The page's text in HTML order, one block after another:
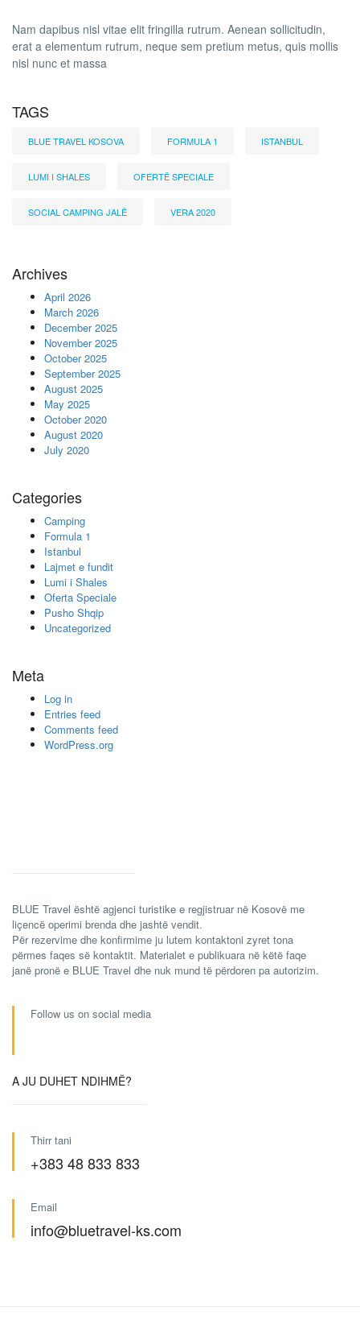
Nam dapibus nisl vitae elit fringilla rutrum. Aenean sollicitudin,
erat a elementum rutrum, neque sem pretium metus, quis mollis
nisl nunc et massa
TAGS
BLUE TRAVEL KOSOVA FORMULA 1 ISTANBUL
LUMI I SHALES OFERTË SPECIALE
SOCIAL CAMPING JALË VERA 2020
Archives
April 2026
March 2026
December 2025
November 2025
October 2025
September 2025
August 2025
May 2025
October 2020
August 2020
July 2020
Categories
Camping
Formula 1
Istanbul
Lajmet e fundit
Lumi i Shales
Oferta Speciale
Pusho Shqip
Uncategorized
Meta
Log in
Entries feed
Comments feed
WordPress.org
BLUE Travel është agjenci turistike e regjistruar në Kosovë me
liçencë operimi brenda dhe jashtë vendit.
Për rezervime dhe konfirmime ju lutem kontaktoni zyret tona
përmes faqes së kontaktit. Materialet e publikuara në këtë faqe
janë pronë e BLUE Travel dhe nuk mund të përdoren pa autorizim.
Follow us on social media
A JU DUHET NDIHMË?
Thirr tani
+383 48 833 833
Email
info@bluetravel-ks.com